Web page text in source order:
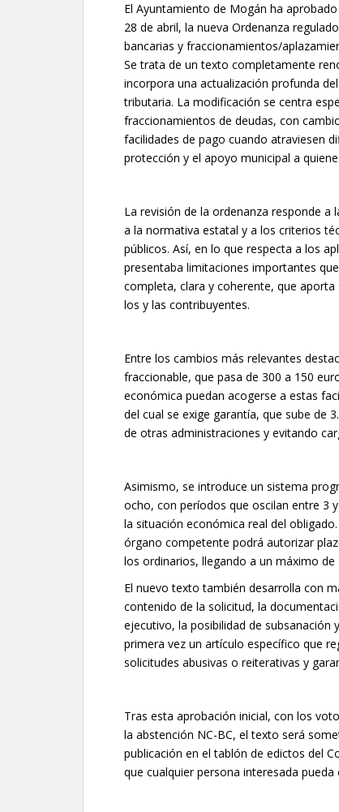
El Ayuntamiento de Mogán ha
28 de abril, la nueva Ordenanza
bancarias y fraccionamientos/
Se trata de un texto completamente
incorpora una actualización profunda
tributaria. La modificación se centra
fraccionamientos de deudas, con
facilidades de pago cuando atraviesen
protección y el apoyo municipal a
La revisión de la ordenanza responde a
a la normativa estatal y a los criterios
públicos. Así, en lo que respecta a los
presentaba limitaciones importantes
completa, clara y coherente, que
los y las contribuyentes.
Entre los cambios más relevantes
fraccionable, que pasa de 300 a 150
económica puedan acogerse a estas
del cual se exige garantía, que sube de
de otras administraciones y evitando
Asimismo, se introduce un sistema
ocho, con períodos que oscilan entre 3
la situación económica real del
órgano competente podrá autorizar
los ordinarios, llegando a un máximo de
El nuevo texto también desarrolla con
contenido de la solicitud, la
ejecutivo, la posibilidad de subsanación
primera vez un artículo específico que
solicitudes abusivas o reiterativas y
Tras esta aprobación inicial, con los
la abstención NC-BC, el texto será
publicación en el tablón de edictos del
que cualquier persona interesada